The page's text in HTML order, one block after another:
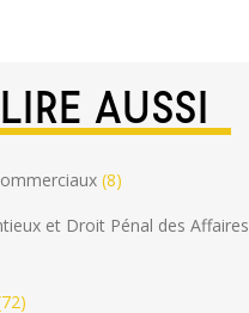
AUSSI
(8)
et Droit Pénal des Affaires